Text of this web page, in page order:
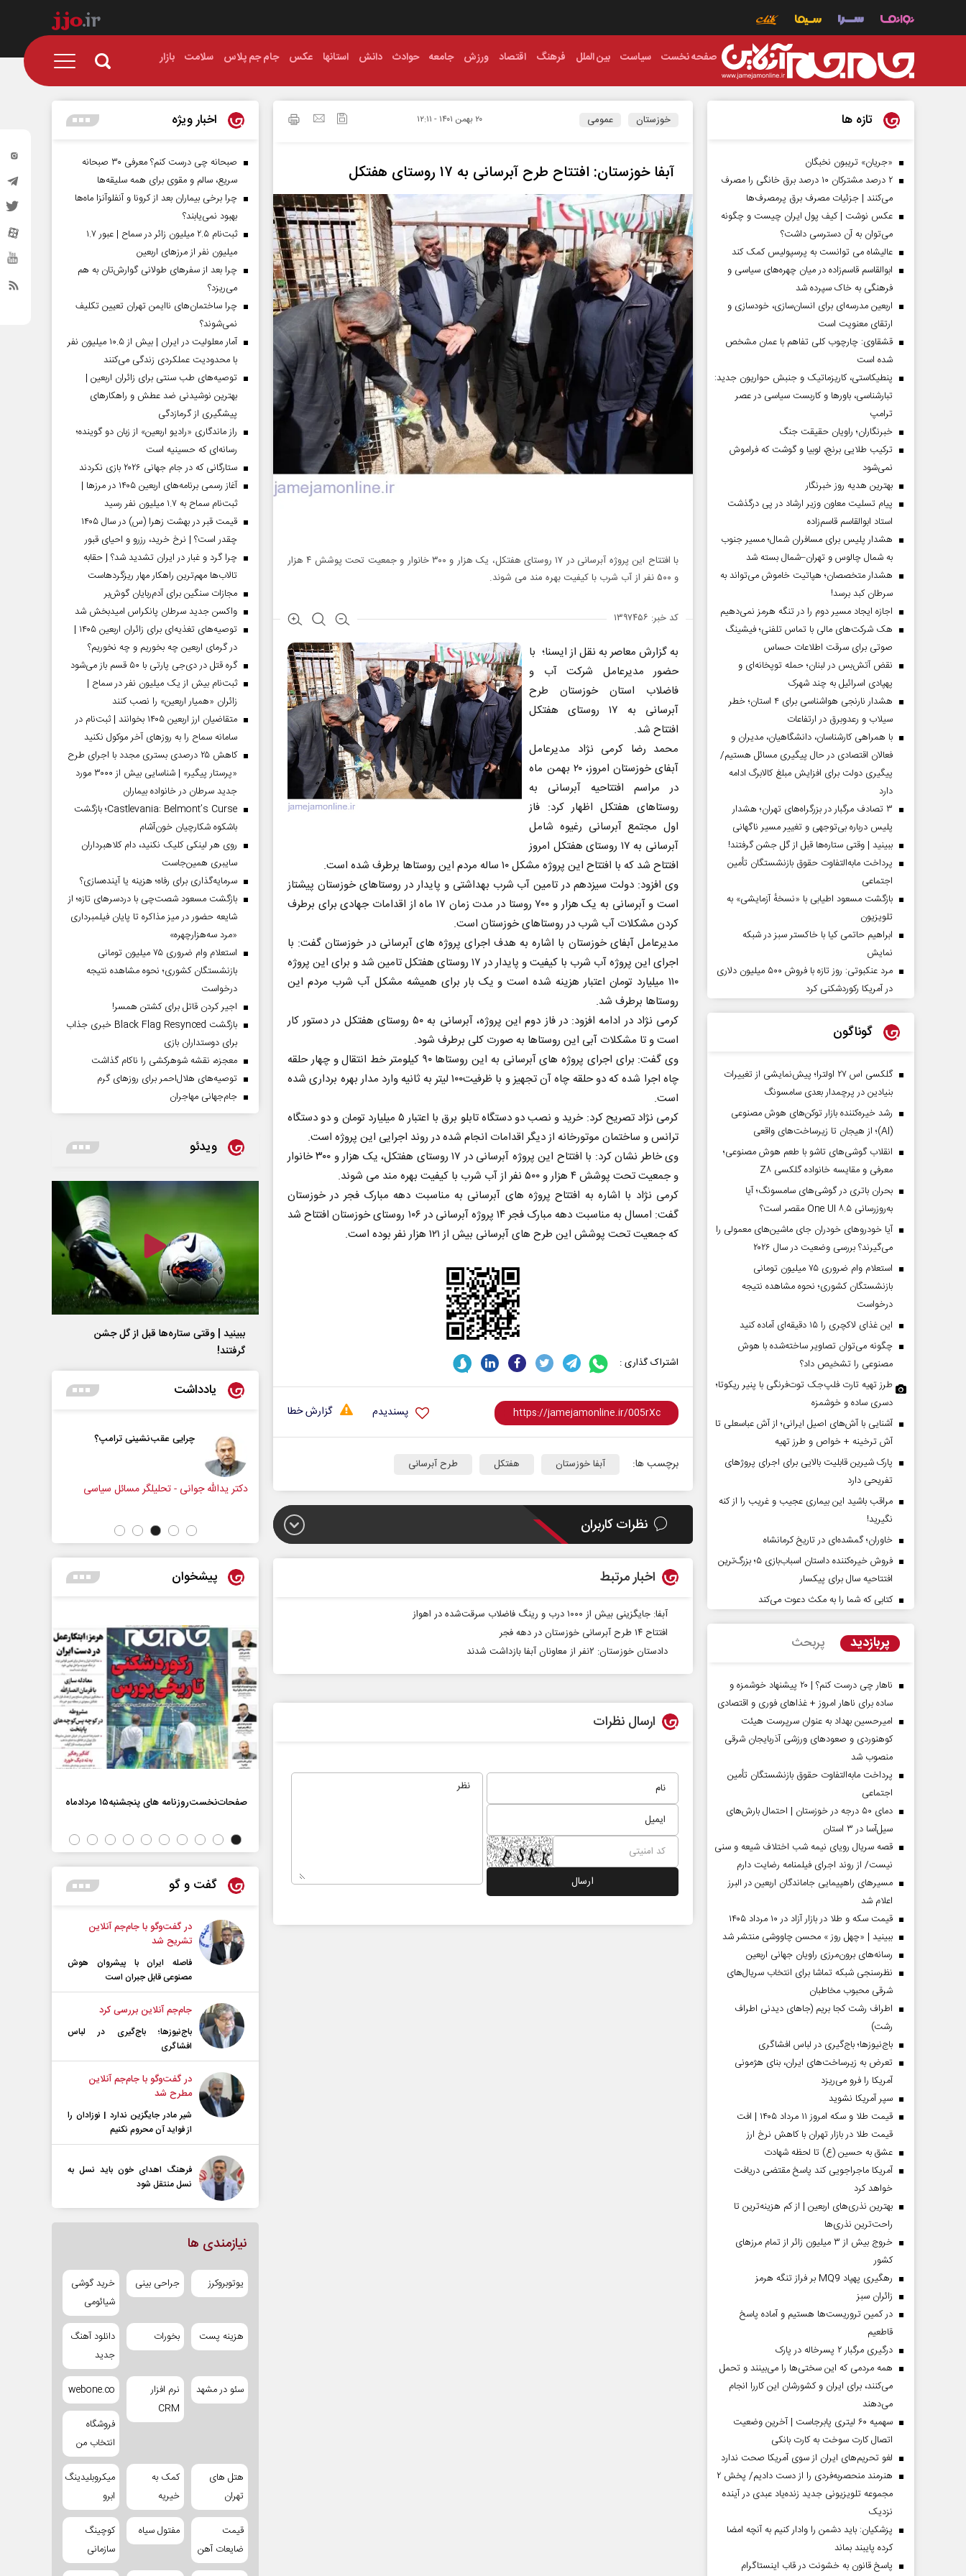
صفحه نخست سیاست بین الملل فرهنگ اقتصاد ورزش جامعه حوادث دانش استانها عکس جام جم پلاس سلامت بازار
خوزستان عمومی ۲۰ بهمن ۱۴۰۱ - ۱۲:۱۱
آبفا خوزستان: افتتاح طرح آبرسانی به ۱۷ روستای هفتکل
با افتتاح این پروژه آبرسانی در ۱۷ روستای هفتکل، یک هزار و ۳۰۰ خانوار و جمعیت تحت پوشش ۴ هزار
و ۵۰۰ نفر از آب شرب با کیفیت بهره مند می شوند.
کد خبر: ۱۳۹۷۴۵۶
به گزارش معاصر به نقل از ایسنا؛ با
حضور مدیرعامل شرکت آب و
فاضلاب استان خوزستان طرح
آبرسانی به ۱۷ روستای هفتکل
افتتاح شد.
محمد رضا کرمی نژاد مدیرعامل
آبفای خوزستان امروز، ۲۰ بهمن ماه
در مراسم افتتاحیه آبرسانی به
روستاهای هفتکل اظهار کرد: فاز
اول مجتمع آبرسانی رغیوه شامل
آبرسانی به ۱۷ روستای هفتکل امروز
افتتاح شد که با افتتاح این پروژه مشکل ۱۰ ساله مردم این روستاها برطرف شده است.
وی افزود: دولت سیزدهم در تامین آب شرب بهداشتی و پایدار در روستاهای خوزستان پیشتاز
است و آبرسانی به یک هزار و ۷۰۰ روستا در مدت زمان ۱۷ ماه از اقدامات جهادی برای برطرف
کردن مشکلات آب شرب در روستاهای خوزستان است.
مدیرعامل آبفای خوزستان با اشاره به هدف اجرای پروژه های آبرسانی در خوزستان گفت: با
اجرای این پروژه آب شرب با کیفیت و پایدار در ۱۷ روستای هفتکل تامین شد و برای این پروژه
۱۱۰ میلیارد تومان اعتبار هزینه شده است و یک بار برای همیشه مشکل آب شرب مردم این
روستاها برطرف شد.
کرمی نژاد در ادامه افزود: در فاز دوم این پروژه، آبرسانی به ۵۰ روستای هفتکل در دستور کار
است و تا مشکلات آبی این روستاها به صورت کلی برطرف شود.
وی گفت: برای اجرای پروژه های آبرسانی به این روستاها ۹۰ کیلومتر خط انتقال و چهار حلقه
چاه اجرا شده که دو حلقه چاه آن تجهیز و با ظرفیت۱۰۰ لیتر به ثانیه وارد مدار بهره برداری شده
است.
کرمی نژاد تصریح کرد: خرید و نصب دو دستگاه تابلو برق با اعتبار ۵ میلیارد تومان و دو دستگاه
ترانس و ساختمان موتورخانه از دیگر اقدامات انجام شده در روند اجرایی این پروژه است.
وی خاطر نشان کرد: با افتتاح این پروژه آبرسانی در ۱۷ روستای هفتکل، یک هزار و ۳۰۰ خانوار
و جمعیت تحت پوشش ۴ هزار و ۵۰۰ نفر از آب شرب با کیفیت بهره مند می شوند.
کرمی نژاد با اشاره به افتتاح پروژه های آبرسانی به مناسبت دهه مبارک فجر در خوزستان
گفت: امسال به مناسبت دهه مبارک فجر ۱۴ پروژه آبرسانی در ۱۰۶ روستای خوزستان افتتاح شد
که جمعیت تحت پوشش این طرح های آبرسانی بیش از ۱۲۱ هزار نفر بوده است.
اشتراک گذاری :
گزارش خطا پسندیدم
برچسب ها: آبفا خوزستان هفتکل طرح آبرسانی
نظرات کاربران
اخبار مرتبط
آبفا: جایگزینی بیش از ۱۰۰۰ درب و رینگ فاضلاب سرقت‌شده در اهواز
افتتاح ۱۴ طرح آبرسانی خوزستان در دهه فجر
دادستان خوزستان: ۲نفر از معاونان آبفا بازداشت شدند
ارسال نظرات
تازه ها
«جریان» تریبون نخبگان
۲ درصد مشترکان ۱۰ درصد برق خانگی را مصرف
می‌کنند | جزئیات مصرف برق پرمصرف‌ها
عکس نوشت | کیف پول ایران چیست و چگونه
می‌توان به آن دسترسی داشت؟
عالیشاه می توانست به پرسپولیس کمک کند
ابوالقاسم قاسم‌زاده در میان چهره‌های سیاسی و
فرهنگی به خاک سپرده شد
اربعین مدرسه‌ای برای انسان‌سازی، خودسازی و
ارتقای معنویت است
قشقاوی: چارچوب کلی تفاهم با عمان مشخص
شده است
پنطیکاستی، کاریزماتیک و جنبش حواریون جدید:
تبارشناسی، باور‌ها و کاربست سیاسی در عصر
ترامپ
خبرنگاران؛ راویان حقیقت جنگ
ترکیب طلایی برنج، لوبیا و گوشت که فراموش
نمی‌شود
بهترین هدیه روز خبرنگار
پیام تسلیت معاون وزیر ارشاد در پی درگذشت
استاد ابوالقاسم قاسم‌زاده
هشدار پلیس برای مسافران شمال؛ مسیر جنوب
به شمال چالوس و تهران–شمال بسته شد
هشدار متخصصان؛ هپاتیت خاموش می‌تواند به
سرطان کبد برسد!
اجازه ایجاد مسیر دوم را در تنگه هرمز نمی‌دهیم
هک شرکت‌های مالی با تماس تلفنی؛ فیشینگ
صوتی برای سرقت اطلاعات حساس
نقض آتش‌بس در لبنان؛ حمله توپخانه‌ای و
پهپادی اسرائیل به چند شهرک
هشدار نارنجی هواشناسی برای ۴ استان؛ خطر
سیلاب و رعدوبرق در ارتفاعات
با همراهی کارشناسان، دانشگاهیان، مدیران و
فعالان اقتصادی در حال پیگیری مسائل هستیم/
پیگیری دولت برای افزایش مبلغ کالابرگ ادامه
دارد
۳ تصادف مرگبار در بزرگراه‌های تهران؛ هشدار
پلیس درباره بی‌توجهی و تغییر مسیر ناگهانی
ببینید | وقتی ستاره‌ها قبل از گل جشن گرفتند!
پرداخت مابه‌التفاوت حقوق بازنشستگان تأمین
اجتماعی
بازگشت مسعود اطیابی با «نسخهٔ آزمایشی» به
تلویزیون
ابراهیم حاتمی کیا با خاکستر سبز در شبکه
نمایش
مرد عنکبوتی: روز تازه با فروش ۵۰۰ میلیون دلاری
در آمریکا رکوردشکنی کرد
گوناگون
گلکسی اس ۲۷ اولترا؛ پیش‌نمایشی از تغییرات
بنیادین در پرچمدار بعدی سامسونگ
رشد خیره‌کننده بازار توکن‌های هوش مصنوعی
(AI)؛ از هیجان تا زیرساخت‌های واقعی
انقلاب گوشی‌های تاشو‌ با طعم هوش مصنوعی؛
معرفی و مقایسه خانواده گلکسی Z۸
بحران باتری در گوشی‌های سامسونگ؛ آیا
به‌روزرسانی One UI ۸.۵ مقصر است؟
آیا خودروهای خودران جای ماشین‌های معمولی را
می‌گیرند؟ بررسی وضعیت در سال ۲۰۲۶
استعلام وام ضروری ۷۵ میلیون تومانی
بازنشستگان کشوری؛ نحوه مشاهده نتیجه
درخواست
این غذای لاکچری را ۱۵ دقیقه‌ای آماده کنید
چگونه می‌توان تصاویر ساخته‌شده با هوش
مصنوعی را تشخیص داد؟
طرز تهیه تارت فلپ‌جک توت‌فرنگی با پنیر ریکوتا؛
دسری ساده و خوشمزه
آشنایی با آش‌های اصیل ایرانی؛ از آش عباسعلی تا
آش ترخینه + خواص و طرز تهیه
پارک شیرین قابلیت‌ بالایی برای اجرای پروژهای
تفریحی دارد
مراقب باشید این بیماری عجیب و غریب را از کنه
نگیرید!
خاوران؛ گمشده‌ای در تاریخ کرمانشاه
فروش خیره‌کننده داستان اسباب‌بازی ۵؛ بزرگ‌ترین
افتتاحیه سال برای پیکسار
کتابی که شما را به مکث دعوت می‌کند
پربازدید پربحث
ناهار چی درست کنم؟ | ۲۰ پیشنهاد خوشمزه و
ساده برای ناهار امروز + غذاهای فوری و اقتصادی
امیرحسین بهداد به عنوان سرپرست هیئت
کوهنوردی و صعودهای ورزشی آذربایجان شرقی
منصوب شد
پرداخت مابه‌التفاوت حقوق بازنشستگان تأمین
اجتماعی
دمای ۵۰ درجه در خوزستان | احتمال بارش‌های
سیل‌آسا در ۳ استان
قصه سریال رویای نیمه شب اختلاف شیعه و سنی
نیست/ از روند اجرای فیلمنامه رضایت دارم
مسیر‌های راهپیمایی جاماندگان اربعین در البرز
اعلام شد
قیمت سکه و طلا در بازار آزاد در ۱۰ مرداد ۱۴۰۵
ببینید | «چهل روز » محسن چاووشی منتشر شد
رسانه‌های برون‌مرزی راویان جهانی اربعین
نظرسنجی شبکه تماشا برای انتخاب سریال‌های
شرقی محبوب مخاطبان
اطراف رشت کجا بریم (جاهای دیدنی اطراف
رشت)
باج‌نیوزها؛ باج‌گیری در لباس افشاگری
تعرض به زیرساخت‌های ایران، بنای هژمونی
آمریکا را فرو می‌ریزد
سپر آمریکا نشوید
قیمت طلا و سکه امروز ۱۱ مرداد ۱۴۰۵ | افت
قیمت طلا در بازار تهران با کاهش نرخ ارز
عشق به حسین (ع) تا لحظه شهادت
آمریکا ماجراجویی کند پاسخ مقتضی دریافت
خواهد کرد
بهترین نذری‌های اربعین | از کم هزینه‌ترین تا
راحت‌ترین نذری‌ها
خروج بیش از ۳ میلیون زائر از تمام مرز‌های
کشور
رهگیری پهپاد MQ9 بر فراز تنگه هرمز
‌زائران سبز
در کمین تروریست‌ها هستیم و آماده پاسخ
قاطعیم
درگیری مرگبار ۲ پسرخاله در پارک
همه مردمی که این سختی‌ها را می‌بینند و تحمل
می‌کنند، برای ایران و کشورشان این کاررا انجام
می‌دهند
سهمیه ۶۰ لیتری پابرجاست | آخرین وضعیت
اتصال کارت سوخت به کارت بانکی
لغو تحریم‌های ایران از سوی آمریکا صحت ندارد
هنرمند منحصر‌به‌فردی را از دست دادیم/ پخش ۲
مجموعه تلویزیونی جدید زنده‌یاد عبدی در آینده
نزدیک
پزشکیان: باید دشمن را وادار کنیم به آنچه امضا
کرده پایبند بماند
پاسخ قانون به خشونت در قاب اینستاگرام
اخبار ویژه
صبحانه چی درست کنم؟ معرفی ۳۰ صبحانه
سریع، سالم و مقوی برای همه سلیقه‌ها
چرا برخی بیماران بعد از کرونا و آنفلوآنزا ماه‌ها
بهبود نمی‌یابند؟
ثبت‌نام ۲.۵ میلیون زائر در سماح | عبور ۱.۷
میلیون نفر از مرز‌های اربعین
چرا بعد از سفرهای طولانی گوارش‌تان به هم
می‌ریزد؟
چرا ساختمان‌های ناایمن تهران تعیین تکلیف
نمی‌شوند؟
آمار معلولیت در ایران | بیش از ۱۰.۵ میلیون نفر
با محدودیت عملکردی زندگی می‌کنند
توصیه‌های طب سنتی برای زائران اربعین |
بهترین نوشیدنی ضد عطش و راهکارهای
پیشگیری از گرمازدگی
راز ماندگاری «رادیو اربعین» از زبان دو گوینده؛
رسانه‌ای که حسینیه است
ستارگانی که در جام جهانی ۲۰۲۶ بازی نکردند
آغاز رسمی برنامه‌های اربعین ۱۴۰۵ در مرز‌ها |
ثبت‌نام سماح به ۱.۷ میلیون نفر رسید
قیمت قبر در بهشت زهرا (س) در سال ۱۴۰۵
چقدر است؟ | نرخ خرید، رزرو و احیای قبور
چرا گرد و غبار در ایران تشدید شد؟ | حقابه
تالاب‌ها مهم‌ترین راهکار مهار ریزگردهاست
مجازات سنگین برای آدم‌ربایان گوش‌بر
واکسن جدید سرطان پانکراس امیدبخش شد
توصیه‌های تغذیه‌ای برای زائران اربعین ۱۴۰۵ |
در گرمای اربعین چه بخوریم و چه نخوریم؟
گره قتل در دی‌جی پارتی با ۵۰ قسم باز می‌شود
ثبت‌نام بیش از یک میلیون نفر در سماح |
زائران «همیار اربعین» را نصب کنند
متقاضیان ارز اربعین ۱۴۰۵ بخوانند | ثبت‌نام در
سامانه سماح را به روز‌های آخر موکول نکنید
کاهش ۲۵ درصدی بستری مجدد با اجرای طرح
«پرستار پیگیر» | شناسایی بیش از ۳۰۰۰ مورد
جدید سرطان در خانواده بیماران
Castlevania: Belmont’s Curse؛ بازگشت
باشکوه شکارچیان خون‌آشام
روی هر لینکی کلیک نکنید، دام کلاهبرداران
سایبری همین‌جاست
سرمایه‌گذاری برای رفاه؛ هزینه یا آینده‌سازی؟
بازگشت مسعود شصت‌چی با دردسر‌های تازه؛ از
شایعه حضور در میز مذاکره تا پایان فیلمبرداری
«مرد سه‌هزارچهره»
استعلام وام ضروری ۷۵ میلیون تومانی
بازنشستگان کشوری؛ نحوه مشاهده نتیجه
درخواست
اجیر کردن قاتل برای کشتن همسر!
بازگشت Black Flag Resynced خبری جذاب
برای دوستداران بازی
معجزه، نقشه شوهرکشی را ناکام گذاشت
توصیه‌های هلال‌احمر برای روز‌های گرم
جام‌جهانی مهاجران
ویدئو
ببینید | وقتی ستاره‌ها قبل از گل جشن
گرفتند!
یادداشت
کوتاه‏‌مدت و
اربعین نماد مقاومت در برابر
رحمت‌الله نوروزی - عضو کمیسیون اجتماعی
مجلس
همه مدافع حرم هستیم
دکتر حکیمه سقای بی‌ریا - استادیار دانشگاه
تهران
حکایت یک تاریخ و دو زندگی چرایی عقب‌نشینی ترامپ؟
دکتر یدالله جوانی - تحلیلگر مسائل سیاسی
پیشخوان
صفحات نخست روزنامه ها‌ی‌سه‌شنبه ۶ مردادماه صفحات نخست روزنامه ها‌ی یکشنبه ۴ مردادماه صفحات‌نخست‌روزنامه ها‌ی پنجشنبه‌۱۵ مردادماه
گفت و گو
در گفت‌و‌گو با جام‌جم آنلاین
تشریح شد
فاصله ایران با پیشرو‌ان هوش
مصنوعی قابل جبران است
جام‌جم آنلاین بررسی کرد
باج‌نیوزها؛ باج‌گیری در لباس
افشاگری
در گفت‌و‌گو با جام‌جم آنلاین
مطرح شد
شیر مادر جایگزین ندارد | نوزادان را
از فواید آن محروم نکنیم
فرهنگ اهدای خون باید نسل به
نسل منتقل شود
نیازمندی ها
یوتوبروکرز جراحی بینی
خرید گوشی
شیائومی
هزینه پست بخورات
دانلود آهنگ
جدید
سئو در مشهد
نرم افزار
CRM
webone.co
فروشگاه
انتخاب من
هتل های
تهران
کمک به
خیریه
میکروبلیدینگ
ابرو
قیمت
ضایعات آهن
مفتول سیاه
کوچینگ
سازمانی